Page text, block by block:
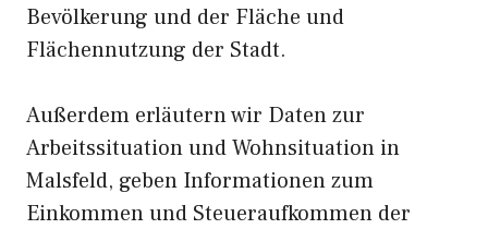
Bevölkerung und der Fläche und
Flächennutzung der Stadt.
Außerdem erläutern wir Daten zur
Arbeitssituation und Wohnsituation in
Malsfeld, geben Informationen zum
Einkommen und Steueraufkommen der